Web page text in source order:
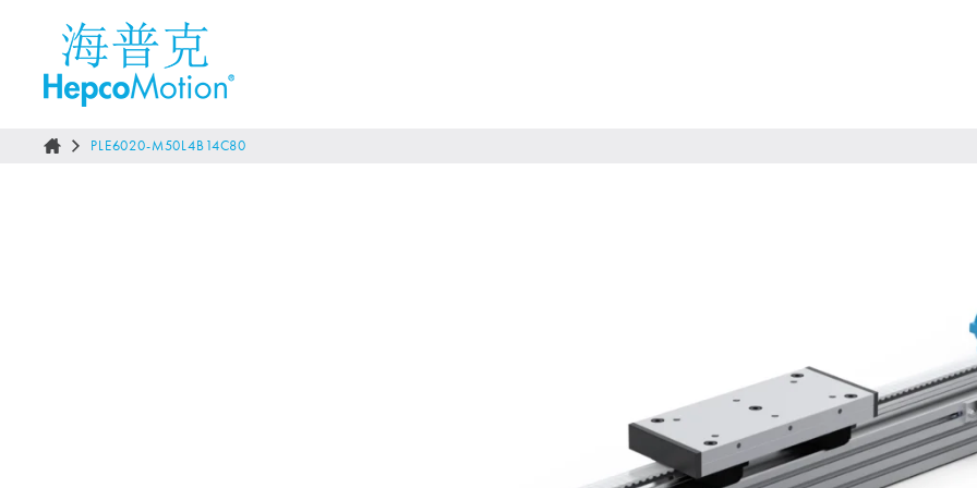
PLE6020-M50L4B14C80